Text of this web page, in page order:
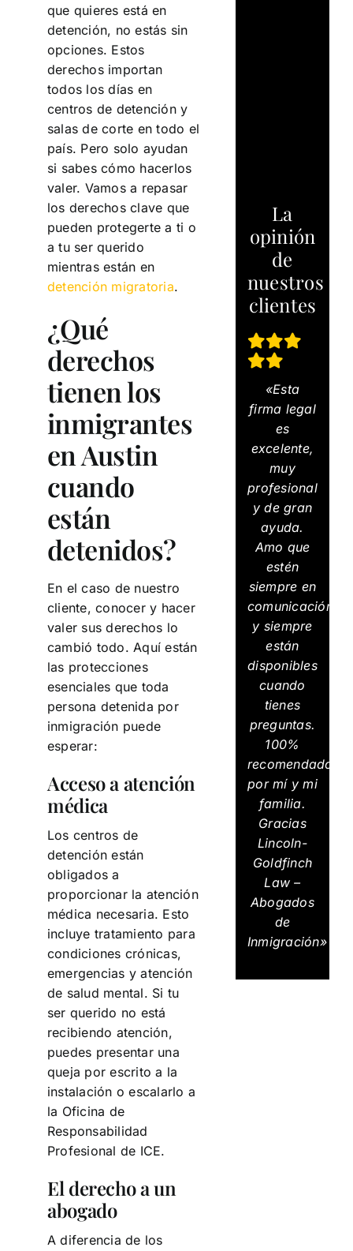
que quieres está en
detención, no estás sin
opciones. Estos
derechos importan
todos los días en
centros de detención y
salas de corte en todo el
país. Pero solo ayudan
si sabes cómo hacerlos
valer. Vamos a repasar
los derechos clave que
pueden protegerte a ti o
a tu ser querido
mientras están en
detención migratoria.
¿Qué
derechos
tienen los
inmigrantes
en Austin
cuando
están
detenidos?
En el caso de nuestro
cliente, conocer y hacer
valer sus derechos lo
cambió todo. Aquí están
las protecciones
esenciales que toda
persona detenida por
inmigración puede
esperar:
Acceso a atención
médica
Los centros de
detención están
obligados a
proporcionar la atención
médica necesaria. Esto
incluye tratamiento para
condiciones crónicas,
emergencias y atención
de salud mental. Si tu
ser querido no está
recibiendo atención,
puedes presentar una
queja por escrito a la
instalación o escalarlo a
la Oficina de
Responsabilidad
Profesional de ICE.
El derecho a un
abogado
A diferencia de los
La
opinión
de
nuestros
clientes
«Esta
firma legal
es
excelente,
muy
profesional
y de gran
ayuda.
Amo que
estén
siempre en
comunicación
y siempre
están
disponibles
cuando
tienes
preguntas.
100%
recomendados
por mí y mi
familia.
Gracias
Lincoln-
Goldfinch
Law –
Abogados
de
Inmigración»